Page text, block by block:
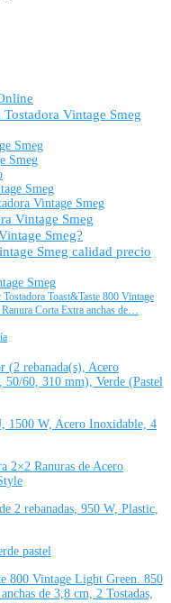
Vintage Smeg
Smeg
Smeg
Smeg
Vintage Smeg
Vintage Smeg
Smeg?
Smeg calidad precio
Smeg
Toast&Taste 800 Vintage
Corta Extra anchas de…
(2 rebanada(s), Acero
60, 310 mm), Verde (Pastel
1500 W, Acero Inoxidable, 4
2×2 Ranuras de Acero
2 rebanadas, 950 W, Plastic,
pastel
800 Vintage Light Green. 850
de 3,8 cm, 2 Tostadas,